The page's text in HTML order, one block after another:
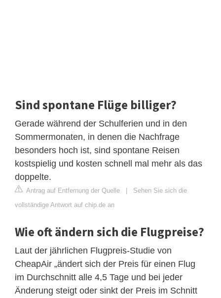
Sind spontane Flüge billiger?
Gerade während der Schulferien und in den
Sommermonaten, in denen die Nachfrage
besonders hoch ist, sind spontane Reisen
kostspielig und kosten schnell mal mehr als das
doppelte.
Antrag auf Entfernung der Quelle | Sehen Sie sich die
vollständige Antwort auf chip.de an
Wie oft ändern sich die Flugpreise?
Laut der jährlichen Flugpreis-Studie von
CheapAir „ändert sich der Preis für einen Flug
im Durchschnitt alle 4,5 Tage und bei jeder
Änderung steigt oder sinkt der Preis im Schnitt